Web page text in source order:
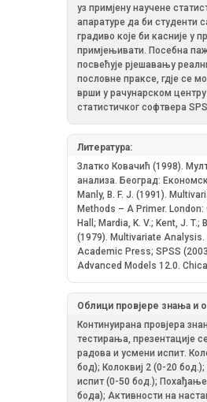
уз примјену научене
апаратуре да би студенти
градиво које би касније у
примјењивати. Посебна
посвећује рјешавању
пословне праксе, гдје се
врши у рачунарском
статистичког софтвера
Литература:
Златко Ковачић (1998).
анализа. Београд:
Manly, B. F. J. (1991).
Methods – A Primer. London:
Hall; Mardia, K. V.; Kent, J. T.;
(1979). Multivariate Analysis.
Academic Press; SPSS
Advanced Models 12.0.
Облици провјере знања и
Континуирана провјера
тестирања, презентације
радова и усмени испит.
бод); Колоквиј 2 (0-20
испит (0-50 бод.);
бода); Активности на